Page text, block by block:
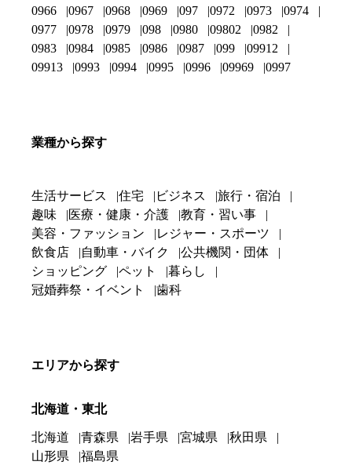
0966
0967 0968 0969 097 0972 0973
0974
0977
0978 0979 098 0980 09802
0982
0983
0984 0985 0986 0987 099
09912
09913
0993 0994 0995 0996 09969 0997
業種から探す
生活サービス 住宅 ビジネス
旅行・宿泊
趣味
医療・健康・介護
教育・習い事
美容・ファッション
レジャー・スポーツ
飲食店
自動車・バイク
公共機関・団体
ショッピング
ペット
暮らし
冠婚葬祭・イベント
歯科
エリアから探す
北海道・東北
北海道 青森県 岩手県 宮城県
秋田県
山形県
福島県